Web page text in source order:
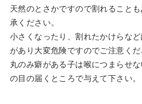
天然のとさかですので割れること
承ください。
小さくなったり、割れたかけらな
があり大変危険ですのでご注意くだ
丸のみ癖がある子は喉につまらせ
の目の届くところで与えて下さい。